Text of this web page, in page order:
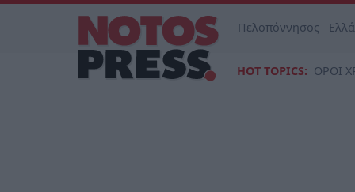
Πελοπόννησος
HOT TOPICS: ΟΡΟΙ